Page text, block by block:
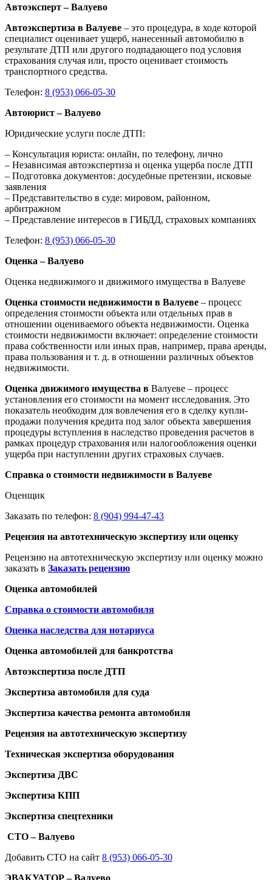
Автоэксперт – Валуево
Автоэкспертиза в Валуеве – это процедура, в ходе которой
специалист оценивает ущерб, нанесенный автомобилю в
результате ДТП или другого подпадающего под условия
страхования случая или, просто оценивает стоимость
транспортного средства.
Телефон: 8 (953) 066-05-30
Автоюрист – Валуево
Юридические услуги после ДТП:
– Консультация юриста: онлайн, по телефону, лично
– Независимая автоэкспертиза и оценка ущерба после ДТП
– Подготовка документов: досудебные претензии, исковые
заявления
– Представительство в суде: мировом, районном,
арбитражном
– Представление интересов в ГИБДД, страховых компаниях
Телефон: 8 (953) 066-05-30
Оценка – Валуево
Оценка недвижимого и движимого имущества в Валуеве
Оценка стоимости недвижимости в Валуеве – процесс
определения стоимости объекта или отдельных прав в
отношении оцениваемого объекта недвижимости. Оценка
стоимости недвижимости включает: определение стоимости
права собственности или иных прав, например, права аренды,
права пользования и т. д. в отношении различных объектов
недвижимости.
Оценка движимого имущества в Валуеве – процесс
установления его стоимости на момент исследования. Это
показатель необходим для вовлечения его в сделку купли-
продажи получения кредита под залог объекта завершения
процедуры вступления в наследство проведения расчетов в
рамках процедур страхования или налогообложения оценки
ущерба при наступлении других страховых случаев.
Справка о стоимости недвижимости в Валуеве
Оценщик
Заказать по телефон: 8 (904) 994-47-43
Рецензия на автотехническую экспертизу или оценку
Рецензию на автотехническую экспертизу или оценку можно
заказать в Заказать рецензию
Оценка автомобилей
Справка о стоимости автомобиля
Оценка наследства для нотариуса
Оценка автомобилей для банкротства
Автоэкспертиза после ДТП
Экспертиза автомобиля для суда
Экспертиза качества ремонта автомобиля
Рецензия на автотехническую экспертизу
Техническая экспертиза оборудования
Экспертиза ДВС
Экспертиза КПП
Экспертиза спецтехники
СТО – Валуево
Добавить СТО на сайт 8 (953) 066-05-30
ЭВАКУАТОР – Валуево